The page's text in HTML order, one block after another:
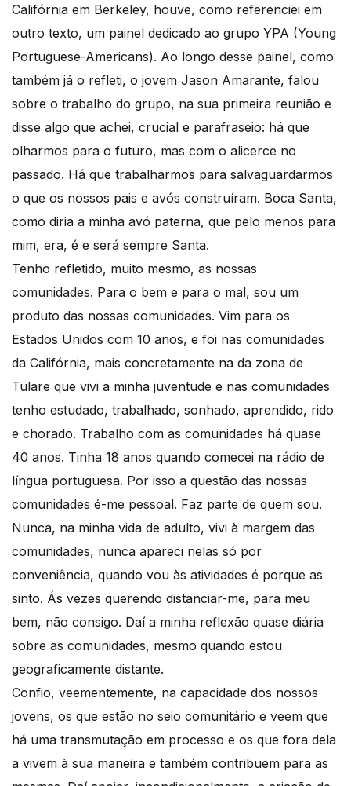
Califórnia em Berkeley, houve, como referenciei em
outro texto, um painel dedicado ao grupo YPA (Young
Portuguese-Americans). Ao longo desse painel, como
também já o refleti, o jovem Jason Amarante, falou
sobre o trabalho do grupo, na sua primeira reunião e
disse algo que achei, crucial e parafraseio: há que
olharmos para o futuro, mas com o alicerce no
passado. Há que trabalharmos para salvaguardarmos
o que os nossos pais e avós construíram. Boca Santa,
como diria a minha avó paterna, que pelo menos para
mim, era, é e será sempre Santa.
Tenho refletido, muito mesmo, as nossas
comunidades. Para o bem e para o mal, sou um
produto das nossas comunidades. Vim para os
Estados Unidos com 10 anos, e foi nas comunidades
da Califórnia, mais concretamente na da zona de
Tulare que vivi a minha juventude e nas comunidades
tenho estudado, trabalhado, sonhado, aprendido, rido
e chorado. Trabalho com as comunidades há quase
40 anos. Tinha 18 anos quando comecei na rádio de
língua portuguesa. Por isso a questão das nossas
comunidades é-me pessoal. Faz parte de quem sou.
Nunca, na minha vida de adulto, vivi à margem das
comunidades, nunca apareci nelas só por
conveniência, quando vou às atividades é porque as
sinto. Ás vezes querendo distanciar-me, para meu
bem, não consigo. Daí a minha reflexão quase diária
sobre as comunidades, mesmo quando estou
geograficamente distante.
Confio, veementemente, na capacidade dos nossos
jovens, os que estão no seio comunitário e veem que
há uma transmutação em processo e os que fora dela
a vivem à sua maneira e também contribuem para as